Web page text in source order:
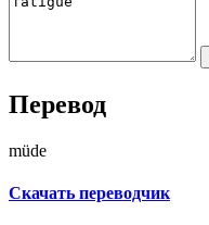
Перевод
müde
Скачать переводчик